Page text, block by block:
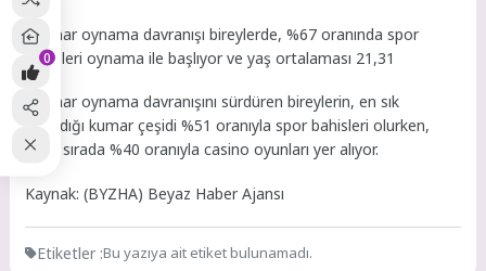
-Kumar oynama davranışı bireylerde, %67 oranında spor
bahisleri oynama ile başlıyor ve yaş ortalaması 21,31
-Kumar oynama davranışını sürdüren bireylerin, en sık
oynadığı kumar çeşidi %51 oranıyla spor bahisleri olurken,
ikinci sırada %40 oranıyla casino oyunları yer alıyor.
Kaynak: (BYZHA) Beyaz Haber Ajansı
Etiketler :Bu yazıya ait etiket bulunamadı.
0